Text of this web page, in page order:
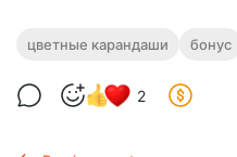
БОНУС: Сводная
Сводная таблицаПоддержка
цветные карандаши бонус
2